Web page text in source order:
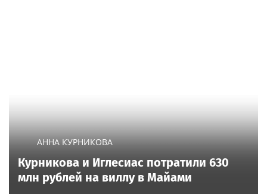
АННА КУРНИКОВА
Курникова и Иглесиас потратили 630
млн рублей на виллу в Майами